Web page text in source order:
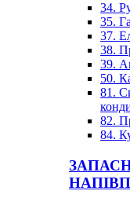
34.
35.
37.
38.
39.
50.
81.
82.
84.